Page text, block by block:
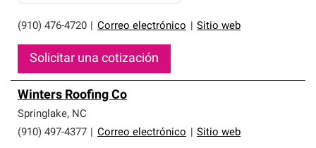
(910) 476-4720 Correo electrónico Sitio web
Solicitar una cotización
Winters Roofing Co
Springlake, NC
(910) 497-4377
Correo electrónico Sitio web